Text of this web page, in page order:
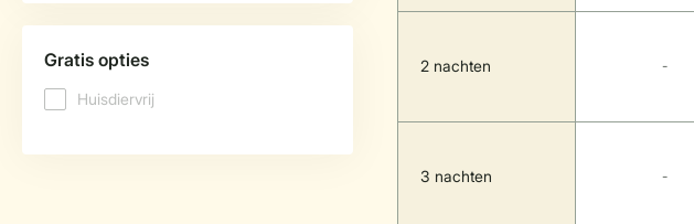
2 nachten -
3 nachten -